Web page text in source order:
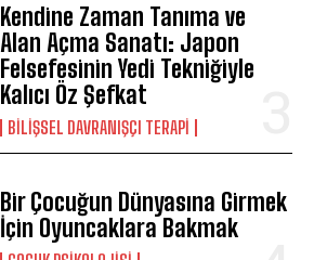
Kendine Zaman Tanıma ve
Alan Açma Sanatı: Japon
Felsefesinin Yedi Tekniğiyle
Kalıcı Öz Şefkat
BILIŞSEL DAVRANIŞÇI TERAPI
Bir Çocuğun Dünyasına Girmek
İçin Oyuncaklara Bakmak